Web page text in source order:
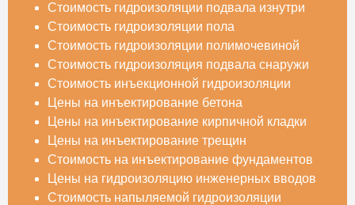
Стоимость гидроизоляции подвала изнутри
Стоимость гидроизоляции пола
Стоимость гидроизоляции полимочевиной
Стоимость гидроизоляция подвала снаружи
Стоимость инъекционной гидроизоляции
Цены на инъектирование бетона
Цены на инъектирование кирпичной кладки
Цены на инъектирование трещин
Стоимость на инъектирование фундаментов
Цены на гидроизоляцию инженерных вводов
Стоимость напыляемой гидроизоляции